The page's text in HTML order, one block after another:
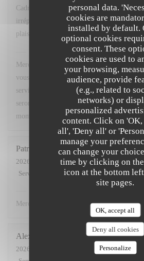
personal data.
cookies are
installed by default.
optional cookies
consent. These
cookies are used to
your browsing,
audience, provide
(e.g., related to
networks) or
personalized
content. Click on 'OK,
all', 'Deny all' or
manage your
can change your
time by clicking on
icon at the bottom
site pages.
OK, accept all
Deny all cookies
Personalize
Cadre agréable, excellente cuisine avec un
irréprochable...que demander de plus ?
plaisir.
has replied to this review
Merci beaucoup pour votre superbe retour
vous ayez apprécié le cadre, notre cuisine
service. Votre satisfaction est notre plus
serons très heureux de vous accueillir à
moment gourmand. À très bientôt !
Patricia
2026-07-02
- 12:00 - Guests 3
Service
Ambiance: 4/5 Food: 4/5
Merci.
Alexandre
2026-07-01